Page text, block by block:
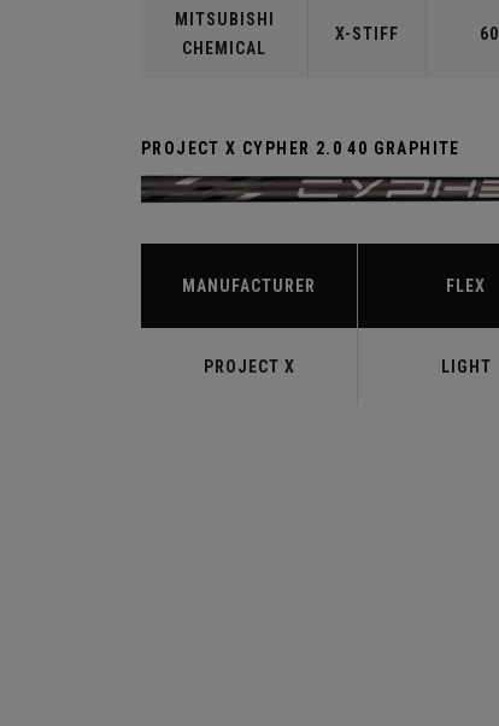
MITSUBISHI
CHEMICAL
X-STIFF 60
PROJECT X CYPHER 2.0 40 GRAPHITE
MANUFACTURER FLEX
PROJECT X LIGHT